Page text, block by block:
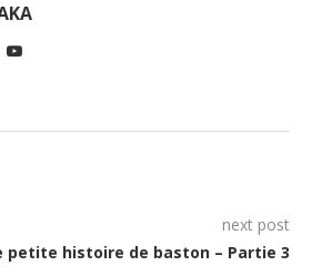
next post
petite histoire de baston – Partie 3